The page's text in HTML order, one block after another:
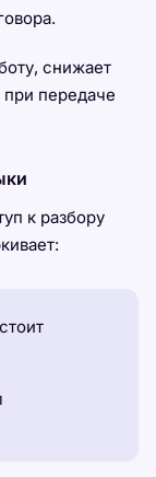
снижает
при передаче
к разбору